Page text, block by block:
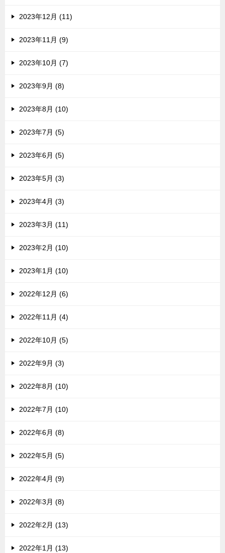
2023年12月 (11)
2023年11月 (9)
2023年10月 (7)
2023年9月 (8)
2023年8月 (10)
2023年7月 (5)
2023年6月 (5)
2023年5月 (3)
2023年4月 (3)
2023年3月 (11)
2023年2月 (10)
2023年1月 (10)
2022年12月 (6)
2022年11月 (4)
2022年10月 (5)
2022年9月 (3)
2022年8月 (10)
2022年7月 (10)
2022年6月 (8)
2022年5月 (5)
2022年4月 (9)
2022年3月 (8)
2022年2月 (13)
2022年1月 (13)